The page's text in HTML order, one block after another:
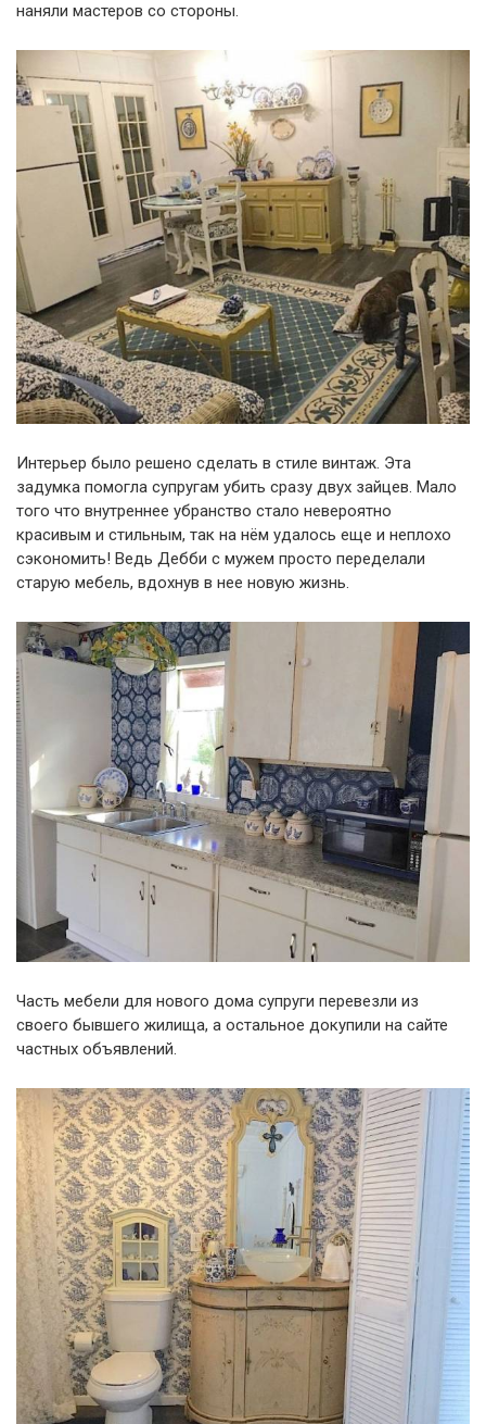
наняли мастеров со стороны.
Интерьер было решено сделать в стиле винтаж. Эта
задумка помогла супругам убить сразу двух зайцев. Мало
того что внутреннее убранство стало невероятно
красивым и стильным, так на нём удалось еще и неплохо
сэкономить! Ведь Дебби с мужем просто переделали
старую мебель, вдохнув в нее новую жизнь.
Часть мебели для нового дома супруги перевезли из
своего бывшего жилища, а остальное докупили на сайте
частных объявлений.